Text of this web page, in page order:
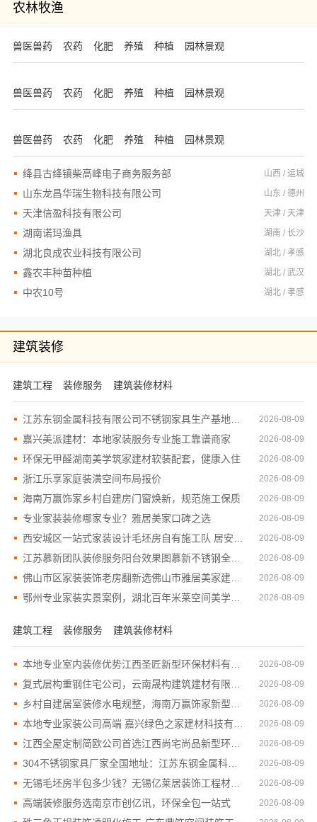
农林牧渔
兽医兽药 农药 化肥 养殖 种植 园林景观
兽医兽药 农药 化肥 养殖 种植 园林景观
兽医兽药 农药 化肥 养殖 种植 园林景观
绛县古绛镇柴高峰电子商务服务部 山西 / 运城
山东龙昌华瑞生物科技有限公司 山东 / 德州
天津信盈科技有限公司 天津 / 天津
湖南诺玛渔具 湖南 / 长沙
湖北良成农业科技有限公司 湖北 / 孝感
鑫农丰种苗种植 湖北 / 武汉
中农10号 湖北 / 孝感
建筑装修
建筑工程 装修服务 建筑装修材料
2026-08-09
嘉兴美派建材：本地家装服务专业施工靠谱商家 2026-08-09
环保无甲醛湖南美学筑家建材软装配套，健康入住 2026-08-09
浙江乐享家庭装潢空间布局报价 2026-08-09
海南万赢饰家乡村自建房门窗焕新，规范施工保质 2026-08-09
专业家装装修哪家专业？雅居美家口碑之选 2026-08-09
2026-08-09
江苏慕新团队装修服务阳台效果图慕新不锈钢全案解析 2026-08-09
佛山市区家装装饰老房翻新选佛山市雅居美家建筑装饰工程有限公司 2026-08-09
鄂州专业家装实景案例，湖北百年米莱空间美学装饰材料有限公司品质落地 2026-08-09
建筑工程 装修服务 建筑装修材料
2026-08-09
2026-08-09
2026-08-09
2026-08-09
江西全屋定制简欧公司首选江西尚宅尚品新型环保材料有限公司 2026-08-09
304不锈钢家具厂家全国地址：江苏东钢金属科技有限公司分布 2026-08-09
无锡毛坯房半包多少钱？无锡亿莱居装饰工程材料有限公司报价一览 2026-08-09
高端装修服务选南京市创亿讯，环保全包一站式 2026-08-09